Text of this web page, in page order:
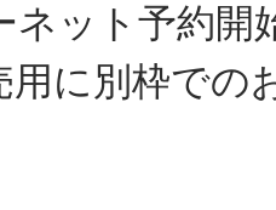
ネット予約開
に別枠での